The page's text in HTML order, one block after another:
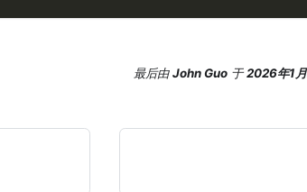
最后由John Guo 于2026年1